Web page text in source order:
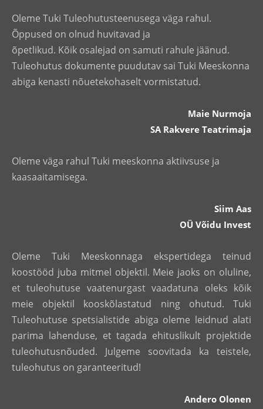
Oleme Tuki Tuleohutusteenusega väga rahul.
Õppused on olnud huvitavad ja
õpetlikud. Kõik osalejad on samuti rahule jäänud.
Tuleohutus dokumente puudutav sai Tuki Meeskonna
abiga kenasti nõuetekohaselt vormistatud.
Maie Nurmoja
SA Rakvere Teatrimaja
Oleme väga rahul Tuki meeskonna aktiivsuse ja
kaasaaitamisega.
Siim Aas
OÜ Võidu Invest
Oleme Tuki Meeskonnaga ekspertidega teinud
koostööd juba mitmel objektil. Meie jaoks on oluline,
et tuleohutuse vaatenurgast vaadatuna oleks kõik
meie objektil kooskõlastatud ning ohutud. Tuki
Tuleohutuse spetsialistide abiga oleme leidnud alati
parima lahenduse, et tagada ehituslikult projektide
tuleohutusnõuded. Julgeme soovitada ka teistele,
tuleohutus on garanteeritud!
Andero Olonen